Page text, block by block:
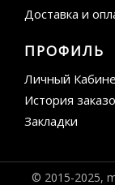
Доставка и
ПРОФИЛЬ
Личный
История
Закладки
© 2015-2025,